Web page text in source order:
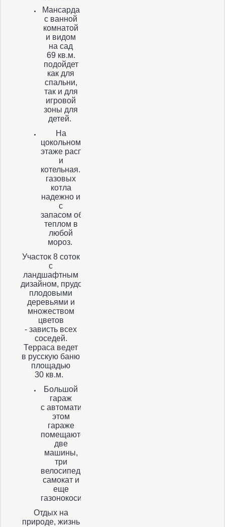
Мансарда
с ванной
комнатой
и видом
на сад
69 кв.м.
подойдет
как для
спальни,
так и для
игровой
зоны для
детей.
На
цокольном
этаже расположены прачечная
и
котельная. Два
газовых
котла
надежно и
с
запасом обеспечат дом
теплом в
любой
мороз.
Участок 8 соток
с
ландшафтным
дизайном, прудом,
плодовыми
деревьями и
множеством
цветов
- зависть всех
соседей.
Терраса ведет
в русскую баню
площадью
30 кв.м.
Большой
гараж
с автоматическими воротами. В
этом
гараже
помещаются
две
машины,
три
велосипеда,
самокат и
еще
газонокосилка!
Отдых на
природе, жизнь